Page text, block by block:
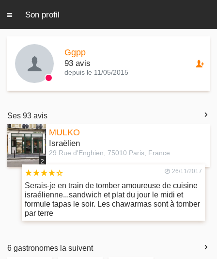
Son profil
Ggpp
93 avis
depuis le 11/05/2015
Ses 93 avis
2
MULKO
Israëlien
29 Rue d'Enghien, 75010 Paris, France
26/11/2017
Serais-je en train de tomber amoureuse de cuisine
israélienne...sandwich et plat du jour le midi et
formule tapas le soir. Les chawarmas sont à tomber
par terre
6 gastronomes la suivent